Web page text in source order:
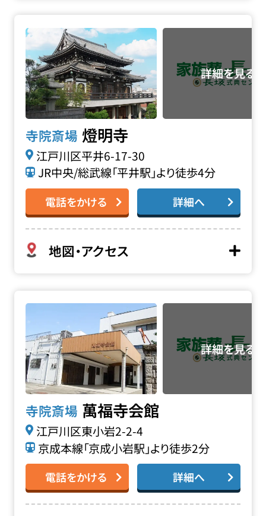
寺院斎場 燈明寺
江戸川区平井6-17-30
JR中央/総武線「平井駅」より徒歩4分
電話をかける 詳細へ
地図・アクセス
寺院斎場 萬福寺会館
江戸川区東小岩2-2-4
京成本線「京成小岩駅」より徒歩2分
電話をかける 詳細へ
萬福寺会館の詳細へ